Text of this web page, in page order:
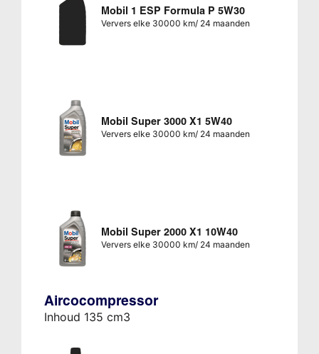
Mobil 1 ESP Formula P 5W30
Ververs elke 30000 km/ 24 maanden
Mobil Super 3000 X1 5W40
Ververs elke 30000 km/ 24 maanden
Mobil Super 2000 X1 10W40
Ververs elke 30000 km/ 24 maanden
Aircocompressor
Inhoud 135 cm3